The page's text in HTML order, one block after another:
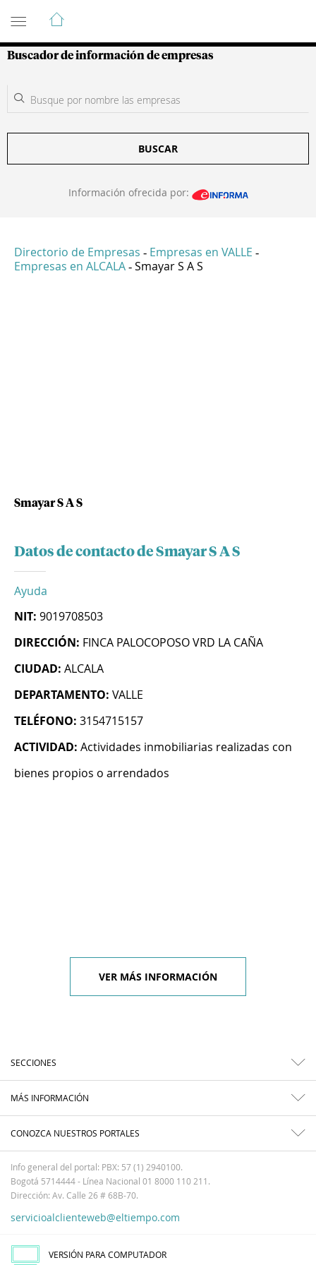
Guía de Empresas Colombianas
Buscador de información de empresas
BUSCAR
Información ofrecida por:
Directorio de Empresas - Empresas en VALLE -
Empresas en ALCALA - Smayar S A S
Smayar S A S
Datos de contacto de Smayar S A S
Ayuda
NIT: 9019708503
DIRECCIÓN: FINCA PALOCOPOSO VRD LA CAÑA
CIUDAD: ALCALA
DEPARTAMENTO: VALLE
TELÉFONO: 3154715157
ACTIVIDAD: Actividades inmobiliarias realizadas con
bienes propios o arrendados
VER MÁS INFORMACIÓN
SECCIONES
MÁS INFORMACIÓN
CONOZCA NUESTROS PORTALES
Info general del portal: PBX: 57 (1) 2940100.
Bogotá 5714444 - Línea Nacional 01 8000 110 211.
Dirección: Av. Calle 26 # 68B-70.
servicioalclienteweb@eltiempo.com
VERSIÓN PARA COMPUTADOR